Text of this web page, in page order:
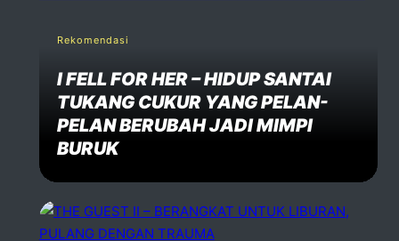
Rekomendasi
I FELL FOR HER – HIDUP SANTAI
TUKANG CUKUR YANG PELAN-
PELAN BERUBAH JADI MIMPI
BURUK